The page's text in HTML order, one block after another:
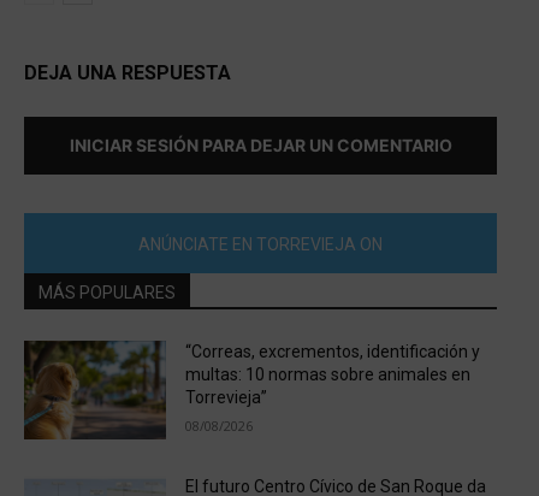
DEJA UNA RESPUESTA
INICIAR SESIÓN PARA DEJAR UN COMENTARIO
ANÚNCIATE EN TORREVIEJA ON
MÁS POPULARES
“Correas, excrementos, identificación y
multas: 10 normas sobre animales en
Torrevieja”
08/08/2026
El futuro Centro Cívico de San Roque da